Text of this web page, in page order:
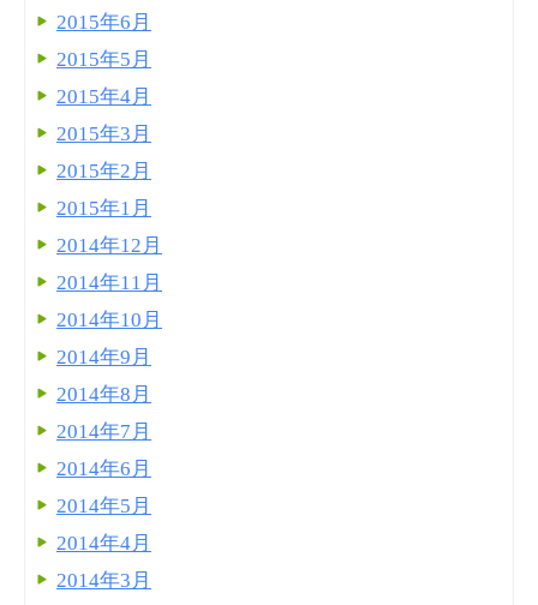
2015年6月
2015年5月
2015年4月
2015年3月
2015年2月
2015年1月
2014年12月
2014年11月
2014年10月
2014年9月
2014年8月
2014年7月
2014年6月
2014年5月
2014年4月
2014年3月